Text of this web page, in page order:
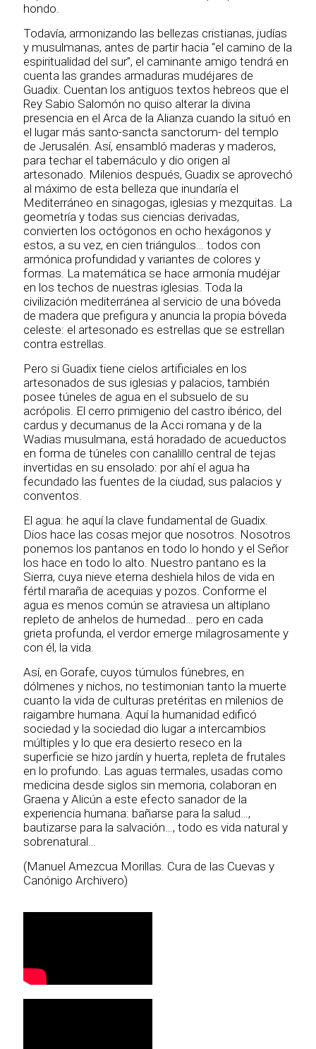
hondo.
Todavía, armonizando las bellezas cristianas, judías
y musulmanas, antes de partir hacia “el camino de la
espiritualidad del sur”, el caminante amigo tendrá en
cuenta las grandes armaduras mudéjares de
Guadix. Cuentan los antiguos textos hebreos que el
Rey Sabio Salomón no quiso alterar la divina
presencia en el Arca de la Alianza cuando la situó en
el lugar más santo-sancta sanctorum- del templo
de Jerusalén. Así, ensambló maderas y maderos,
para techar el tabernáculo y dio origen al
artesonado. Milenios después, Guadix se aprovechó
al máximo de esta belleza que inundaría el
Mediterráneo en sinagogas, iglesias y mezquitas. La
geometría y todas sus ciencias derivadas,
convierten los octógonos en ocho hexágonos y
estos, a su vez, en cien triángulos… todos con
armónica profundidad y variantes de colores y
formas. La matemática se hace armonía mudéjar
en los techos de nuestras iglesias. Toda la
civilización mediterránea al servicio de una bóveda
de madera que prefigura y anuncia la propia bóveda
celeste: el artesonado es estrellas que se estrellan
contra estrellas.
Pero si Guadix tiene cielos artificiales en los
artesonados de sus iglesias y palacios, también
posee túneles de agua en el subsuelo de su
acrópolis. El cerro primigenio del castro ibérico, del
cardus y decumanus de la Acci romana y de la
Wadias musulmana, está horadado de acueductos
en forma de túneles con canalillo central de tejas
invertidas en su ensolado: por ahí el agua ha
fecundado las fuentes de la ciudad, sus palacios y
conventos.
El agua: he aquí la clave fundamental de Guadix.
Dios hace las cosas mejor que nosotros. Nosotros
ponemos los pantanos en todo lo hondo y el Señor
los hace en todo lo alto. Nuestro pantano es la
Sierra, cuya nieve eterna deshiela hilos de vida en
fértil maraña de acequias y pozos. Conforme el
agua es menos común se atraviesa un altiplano
repleto de anhelos de humedad… pero en cada
grieta profunda, el verdor emerge milagrosamente y
con él, la vida.
Así, en Gorafe, cuyos túmulos fúnebres, en
dólmenes y nichos, no testimonian tanto la muerte
cuanto la vida de culturas pretéritas en milenios de
raigambre humana. Aquí la humanidad edificó
sociedad y la sociedad dio lugar a intercambios
múltiples y lo que era desierto reseco en la
superficie se hizo jardín y huerta, repleta de frutales
en lo profundo. Las aguas termales, usadas como
medicina desde siglos sin memoria, colaboran en
Graena y Alicún a este efecto sanador de la
experiencia humana: bañarse para la salud…,
bautizarse para la salvación…, todo es vida natural y
sobrenatural…
(Manuel Amezcua Morillas. Cura de las Cuevas y
Canónigo Archivero)